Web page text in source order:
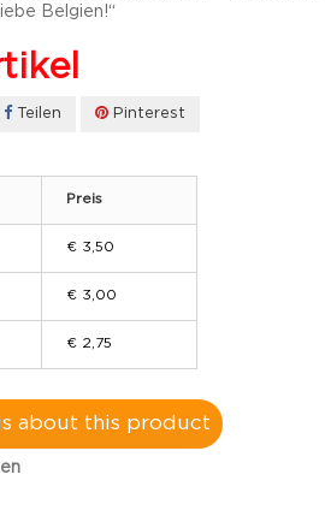
Belgien!“
Teilen Pinterest
Preis
€ 3,50
€ 3,00
€ 2,75
about this product